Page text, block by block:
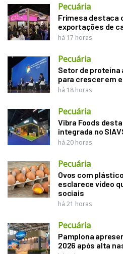
Pecuária
Frimesa destaca
exportações de
há 17 horas
Pecuária
Setor de
para crescer em
há 18 horas
Pecuária
Vibra Foods
integrada no
há 20 horas
Pecuária
Ovos com
esclarece vídeo
sociais
há 21 horas
Pecuária
Pamplona
2026 após alta